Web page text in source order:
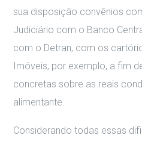
sua disposição convênios
Judiciário com o Banco
com o Detran, com os
Imóveis, por exemplo, a fim
concretas sobre as reais
alimentante.
Considerando todas essas